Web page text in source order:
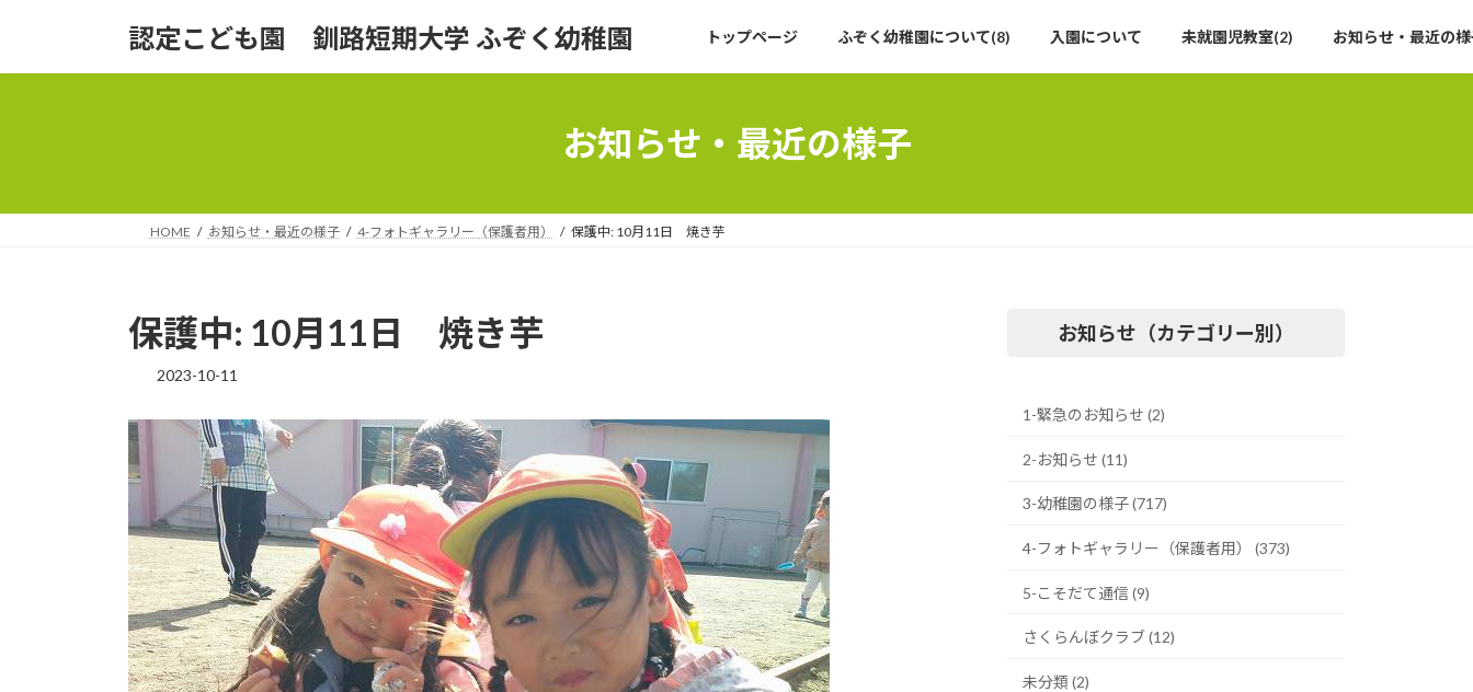
認定こども園 釧路短期大学 ふぞく幼稚園 トップページ ふぞく幼稚園について(8) 入園について 未就園児教室(2) お知らせ・最近の
お知らせ・最近の様子
HOME お知らせ・最近の様子 4-フォトギャラリー（保護者用） 保護中: 10月11日 焼き芋
保護中: 10月11日 焼き芋
2023-10-11
お知らせ（カテゴリー別）
1-緊急のお知らせ (2)
2-お知らせ (11)
3-幼稚園の様子 (717)
4-フォトギャラリー（保護者用） (373)
5-こそだて通信 (9)
さくらんぼクラブ (12)
未分類 (2)